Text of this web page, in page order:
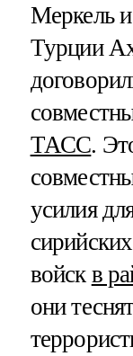
Меркель
Турции
ТАСС.
усилия
войск в
они